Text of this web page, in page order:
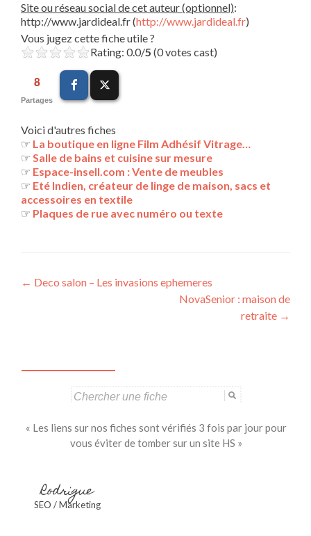
Site ou réseau social de cet auteur (optionnel):
http://www.jardideal.fr (http://www.jardideal.fr)
Vous jugez cette fiche utile ?
Rating: 0.0/5 (0 votes cast)
8
Partages
Voici d'autres fiches
☞ La boutique en ligne Film Adhésif Vitrage…
☞ Salle de bains et cuisine sur mesure
☞ Espace-insell.com : Vente de meubles
☞ Eté Indien, créateur de linge de maison, sacs et
accessoires en textile
☞ Plaques de rue avec numéro ou texte
Navigation
← Deco salon – Les invasions ephemeres
NovaSenior : maison de
retraite →
« Les liens sur nos fiches sont vérifiés 3 fois par jour pour
vous éviter de tomber sur un site HS »
Rodrigue
SEO / Marketing